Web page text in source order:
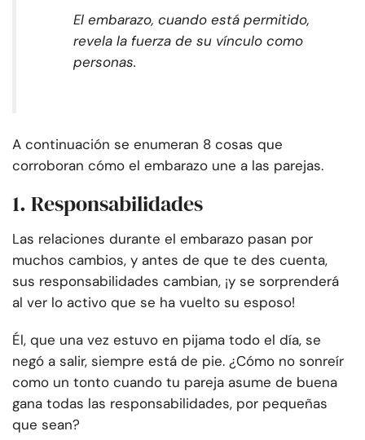
El embarazo, cuando está permitido,
revela la fuerza de su vínculo como
personas.
A continuación se enumeran 8 cosas que
corroboran cómo el embarazo une a las parejas.
1. Responsabilidades
Las relaciones durante el embarazo pasan por
muchos cambios, y antes de que te des cuenta,
sus responsabilidades cambian, ¡y se sorprenderá
al ver lo activo que se ha vuelto su esposo!
Él, que una vez estuvo en pijama todo el día, se
negó a salir, siempre está de pie. ¿Cómo no sonreír
como un tonto cuando tu pareja asume de buena
gana todas las responsabilidades, por pequeñas
que sean?